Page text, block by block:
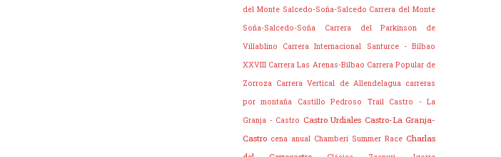
del Monte Salcedo-Soña-Salcedo Carrera del Monte
Soña-Salcedo-Soña Carrera del Parkinson de
Villablino Carrera Internacional Santurce - Bilbao
XXVIII Carrera Las Arenas-Bilbao Carrera Popular de
Zorroza Carrera Vertical de Allendelagua carreras
por montaña Castillo Pedroso Trail Castro - La
Granja - Castro Castro Urdiales Castro-La Granja-
Castro cena anual Chamberí Summer Race Charlas